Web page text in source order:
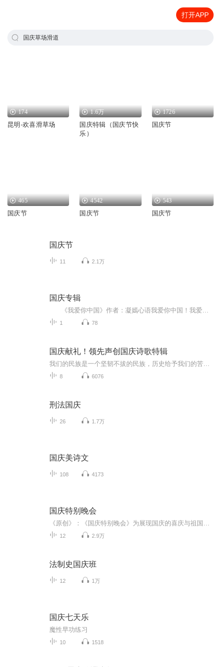
打开APP
国庆草场滑道
174
昆明-欢喜滑草场
1.6万
国庆特辑（国庆节快
乐）
1726
国庆节
465
国庆节
4542
国庆节
543
国庆节
国庆节
11 2.1万
国庆专辑
1 78
国庆献礼！领先声创国庆诗歌特辑
8 6076
刑法国庆
26 1.7万
国庆美诗文
108 4173
国庆特别晚会
12 2.9万
法制史国庆班
12 1万
国庆七天乐
魔性早功练习
10 1518